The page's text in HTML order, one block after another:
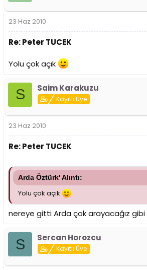
23 Haz 2010
Re: Peter TUCEK
Yolu çok açık
S Saim Karakuzu
Kayıtlı Üye
23 Haz 2010
Re: Peter TUCEK
Arda Öztürk' Alıntı:
Yolu çok açık
nereye gitti Arda çok arayacağız gibi
S Sercan Horozcu
Kayıtlı Üye